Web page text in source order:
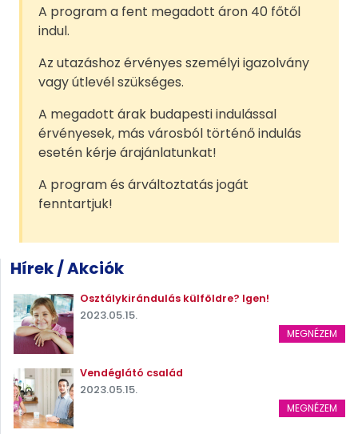
A program a fent megadott áron 40 főtől
indul.
Az utazáshoz érvényes személyi igazolvány
vagy útlevél szükséges.
A megadott árak budapesti indulással
érvényesek, más városból történő indulás
esetén kérje árajánlatunkat!
A program és árváltoztatás jogát
fenntartjuk!
Hírek / Akciók
Osztálykirándulás külföldre? Igen!
2023.05.15.
MEGNÉZEM
Vendéglátó család
2023.05.15.
MEGNÉZEM